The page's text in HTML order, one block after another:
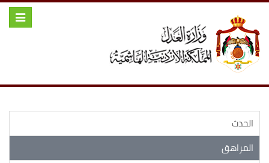
Toggle
الحدث
المراهق